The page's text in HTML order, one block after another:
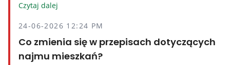
Czytaj dalej
24-06-2026 12:24 PM
Co zmienia się w przepisach dotyczących
najmu mieszkań?